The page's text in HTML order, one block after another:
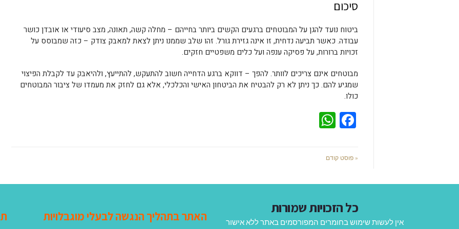
סיכום
ביטוח נועד להגן על המבוטחים ברגעים הקשים ביותר בחייהם – מחלה קשה, תאונה, מצב סיעודי או אובדן כושר
עבודה. כאשר תביעה נדחית, זו אינה גזירת גורל. זהו שלב שממנו ניתן לצאת למאבק צודק – כזה שמבוסס על
זכויות ברורות, על פסיקה ענפה ועל כלים משפטיים חזקים.
מבוטחים אינם צריכים לוותר. להפך – דווקא ברגע הדחייה חשוב להתעקש, להתייעץ, ולהיאבק עד לקבלת הפיצוי
שמגיע להם. כך ניתן לא רק להבטיח את הביטחון האישי והכלכלי, אלא גם לחזק את מעמדו של ציבור המבוטחים
כולו.
Facebook
« פוסט קודם
כל הזכויות שמורות
אין לעשות שימוש בחומרים המפורסמים באתר ללא אישור האתר בתהליך הנגשה לבעלי מוגבלויות